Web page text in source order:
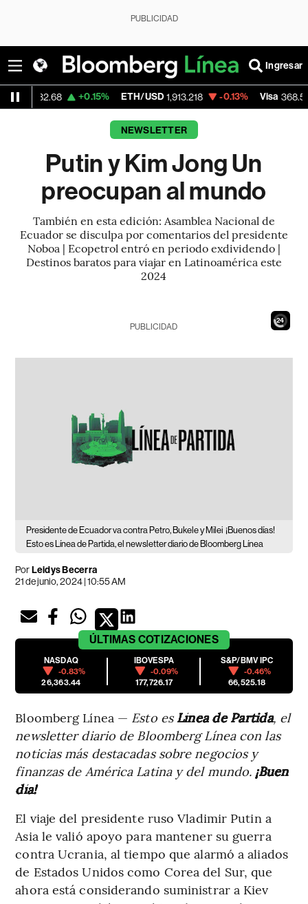
PUBLICIDAD
Ingresar
+0.15% ETH/USD 1,913.218 -0.13% Visa 368.54 -0.28%
NEWSLETTER
Putin y Kim Jong Un
preocupan al mundo
También en esta edición: Asamblea Nacional de
Ecuador se disculpa por comentarios del presidente
Noboa | Ecopetrol entró en periodo exdividendo |
Destinos baratos para viajar en Latinoamérica este
2024
22
PUBLICIDAD
Presidente de Ecuador va contra Petro, Bukele y Milei ¡Buenos días!
Esto es Línea de Partida, el newsletter diario de Bloomberg Línea
PorLeidys Becerra
21 de junio, 2024 | 10:55 AM
ÚLTIMAS COTIZACIONES
NASDAQ
-0.83%
26,363.44
IBOVESPA
-0.09%
177,726.17
S&P/BMV IPC
-0.46%
66,525.18
Bloomberg Línea — Esto es Línea de Partida, el
newsletter diario de Bloomberg Línea con las
noticias más destacadas sobre negocios y
finanzas de América Latina y del mundo. ¡Buen
día!
El viaje del presidente ruso Vladimir Putin a
Asia le valió apoyo para mantener su guerra
contra Ucrania, al tiempo que alarmó a aliados
de Estados Unidos como Corea del Sur, que
ahora está considerando suministrar a Kiev